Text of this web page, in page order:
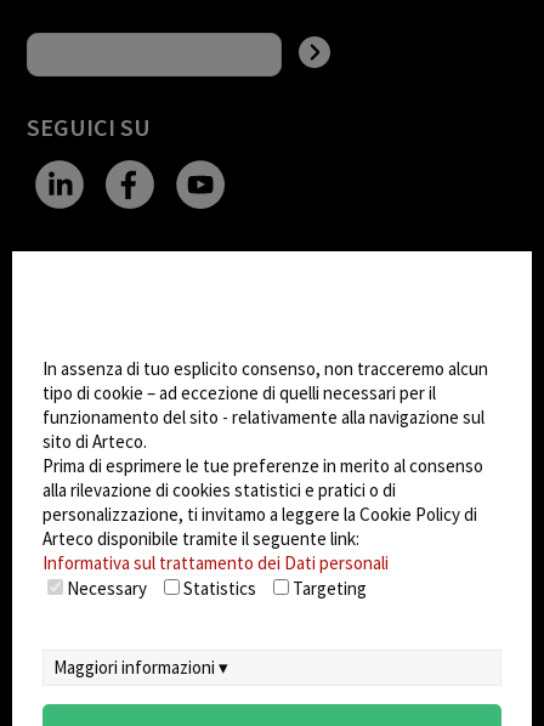
SEGUICI SU
Dark Mode
© 2026Arteco srl - Società soggetta a direzione
e coordinamento di KRENOVA SRL (Società a
socio unico)
Partita IVA: 02814270399 - Sede Legale: Via Pana
180, 48018 Faenza (RA) Italy - REA: RA - 261533 -
Capitale sociale sottoscritto: €100.000,00
privacy-cookie policy- EULA/DPA
In assenza di tuo esplicito consenso, non tracceremo alcun
tipo di cookie – ad eccezione di quelli necessari per il
funzionamento del sito - relativamente alla navigazione sul
sito di Arteco.
Prima di esprimere le tue preferenze in merito al consenso
alla rilevazione di cookies statistici e pratici o di
personalizzazione, ti invitamo a leggere la Cookie Policy di
Arteco disponibile tramite il seguente link:
Informativa sul trattamento dei Dati personali
Necessary
Statistics Targeting
Maggiori informazioni ▾